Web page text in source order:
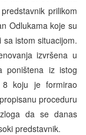
prilikom
Odlukama koje su
istom situacijom.
izvršena u
poništena iz istog
8 koju je formirao
proceduru
da se danas
predstavnik.